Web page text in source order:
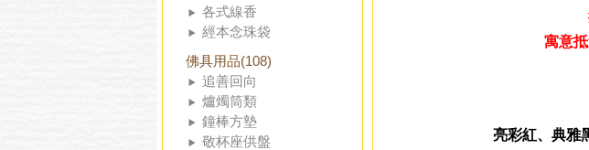
各式線香
經本念珠袋
佛具用品(108)
追善回向
爐燭筒類
鐘棒方墊
敬杯座供盤
寓意
亮彩紅、典雅